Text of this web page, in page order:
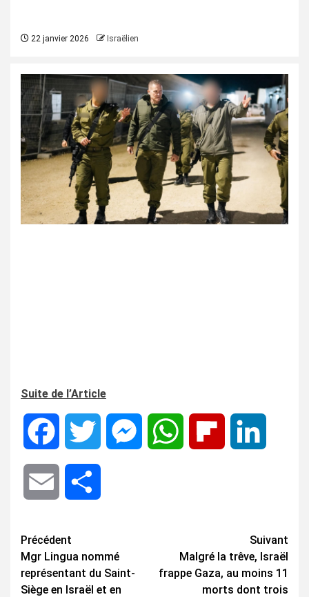
22 janvier 2026 Israëlien
Suite de l’Article
Facebook Twitter MessengerWhatsApp Flipboard
Email
Navigation
d’article
Précédent
Mgr Lingua nommé
représentant du Saint-
Siège en Israël et en
Suivant
Malgré la trêve, Israël
frappe Gaza, au moins 11
morts dont trois